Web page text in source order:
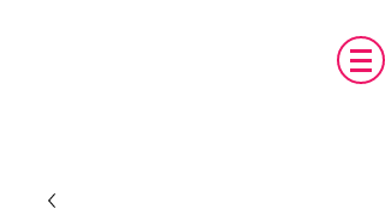
טכנו מ.א.ג
פיתוח והתאמת אביזרים לאנשים עם צרכים
מיוחדים